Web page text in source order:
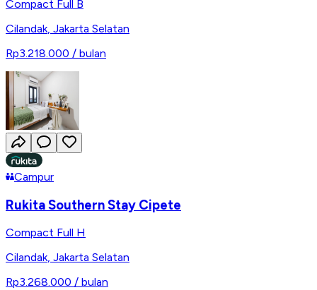
Compact Full B
Cilandak, Jakarta Selatan
Rp3.218.000 / bulan
Campur
Rukita Southern Stay Cipete
Compact Full H
Cilandak, Jakarta Selatan
Rp3.268.000 / bulan